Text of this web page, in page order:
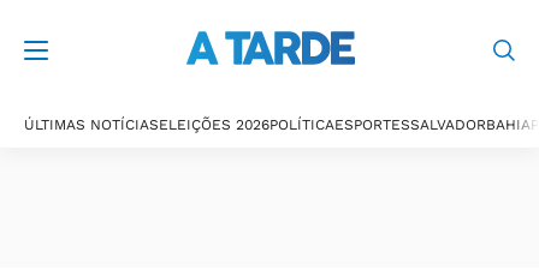
ÚLTIMAS NOTÍCIASELEIÇÕES 2026POLÍTICAESPORTESSALVADORBAHIA